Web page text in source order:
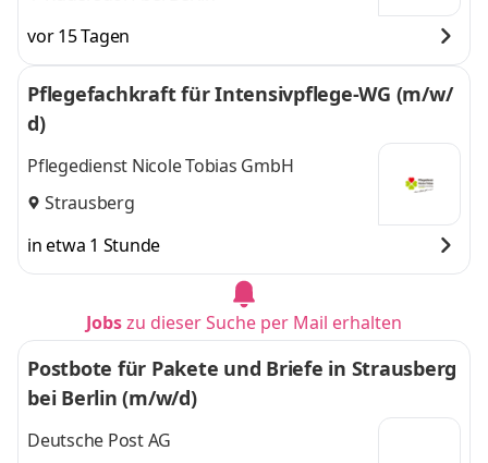
vor 15 Tagen
Pflegefachkraft für Intensivpflege-WG (m/w/
d)
Pflegedienst Nicole Tobias GmbH
Strausberg
in etwa 1 Stunde
Jobszu dieser Suche per Mail erhalten
Postbote für Pakete und Briefe in Strausberg
bei Berlin (m/w/d)
Deutsche Post AG